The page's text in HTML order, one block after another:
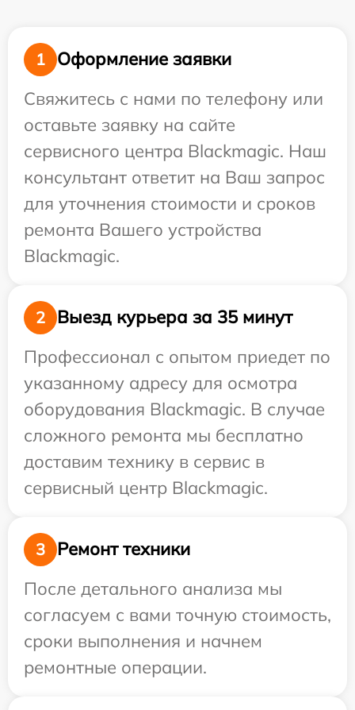
1
Оформление заявки
Свяжитесь с нами по телефону или
оставьте заявку на сайте
сервисного центра Blackmagic. Наш
консультант ответит на Ваш запрос
для уточнения стоимости и сроков
ремонта Вашего устройства
Blackmagic.
2
Выезд курьера за 35 минут
Профессионал с опытом приедет по
указанному адресу для осмотра
оборудования Blackmagic. В случае
сложного ремонта мы бесплатно
доставим технику в сервис в
сервисный центр Blackmagic.
3
Ремонт техники
После детального анализа мы
согласуем с вами точную стоимость,
сроки выполнения и начнем
ремонтные операции.